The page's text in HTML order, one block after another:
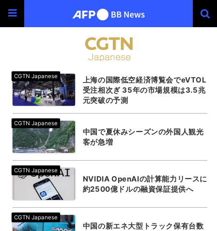
上海の国際低空経済博覧会でeVTOL
受注相次ぎ 35年の市場規模は3.5兆
元突破の予測
中国で夏休みシーズンの外国人観光
客が急増
NVIDIA OpenAIの計算能力リースに
約2500億ドルの融資保証提供へ
中国の新エネ大型トラック保有台数